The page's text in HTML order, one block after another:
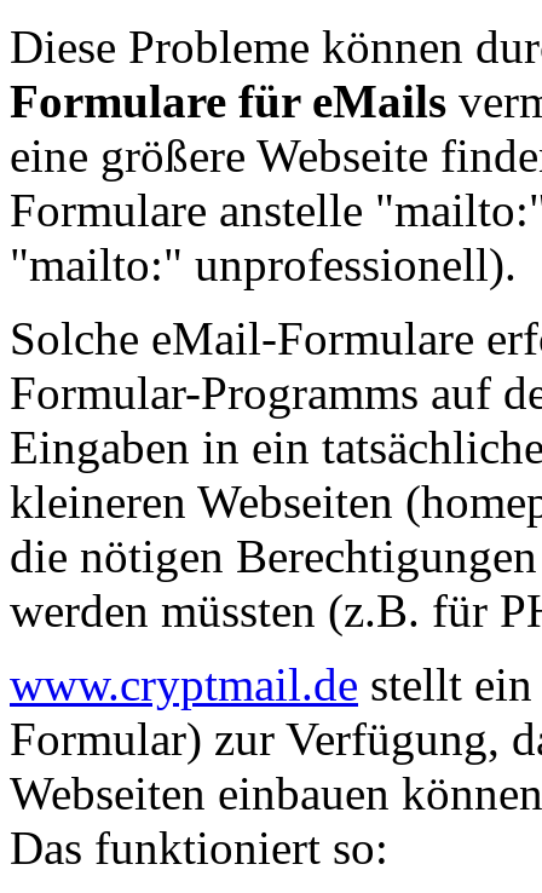
Diese Probleme können
Formulare für eMails
eine größere Webseite
Formulare anstelle
"mailto:" unprofessionell).
Solche eMail-Formulare
Formular-Programms auf
Eingaben in ein
kleineren Webseiten
die nötigen
werden müssten (z.B. für
www.cryptmail.de stellt
Formular) zur Verfügung,
Webseiten einbauen
Das funktioniert so: